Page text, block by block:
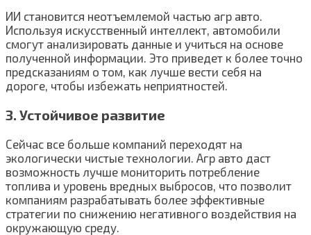
ИИ становится неотъемлемой частью агр авто.
Используя искусственный интеллект, автомобили
смогут анализировать данные и учиться на основе
полученной информации. Это приведет к более точно
предсказаниям о том, как лучше вести себя на
дороге, чтобы избежать неприятностей.
3. Устойчивое развитие
Сейчас все больше компаний переходят на
экологически чистые технологии. Агр авто даст
возможность лучше мониторить потребление
топлива и уровень вредных выбросов, что позволит
компаниям разрабатывать более эффективные
стратегии по снижению негативного воздействия на
окружающую среду.